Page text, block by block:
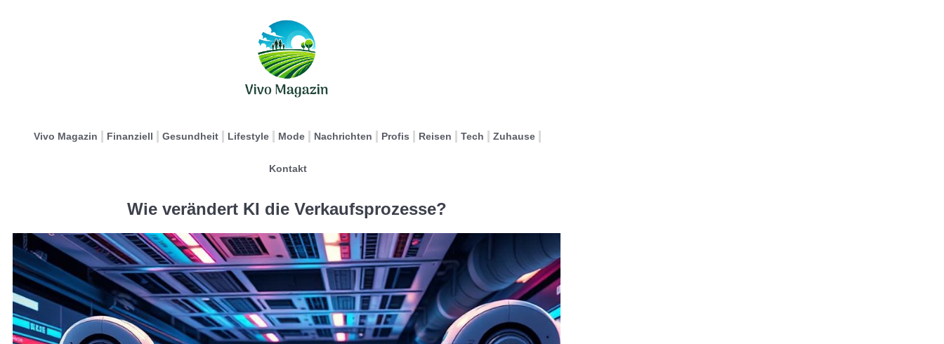
Vivo Magazin Finanziell Gesundheit Lifestyle Mode Nachrichten Profis Reisen Tech Zuhause
Kontakt
Wie verändert KI die Verkaufsprozesse?